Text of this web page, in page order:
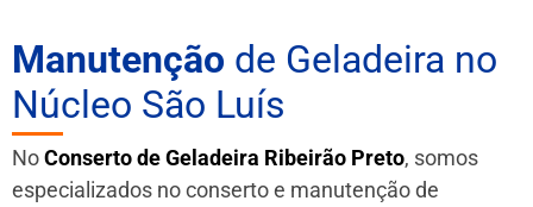
Manutenção de Geladeira no
Núcleo São Luís
NoConserto de Geladeira Ribeirão Preto, somos
especializados no conserto e manutenção de